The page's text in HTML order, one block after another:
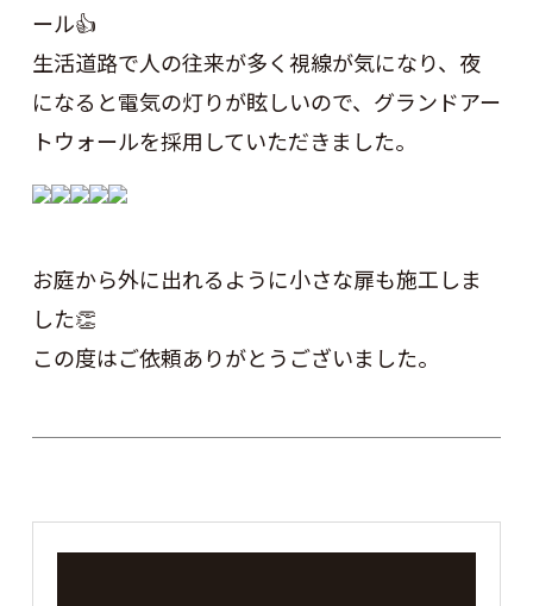
ール👍
生活道路で人の往来が多く視線が気になり、夜
になると電気の灯りが眩しいので、グランドアー
トウォールを採用していただきました。
お庭から外に出れるように小さな扉も施工しま
した👏
この度はご依頼ありがとうございました。